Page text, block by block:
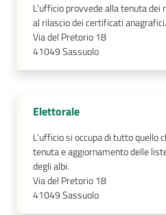
Seguici
L'ufficio provvede alla tenuta dei
al rilascio dei certificati anagrafici.
Via del Pretorio 18
41049Sassuolo
Elettorale
L'ufficio si occupa di tutto quello
tenuta e aggiornamento delle
degli albi.
Via del Pretorio 18
41049Sassuolo